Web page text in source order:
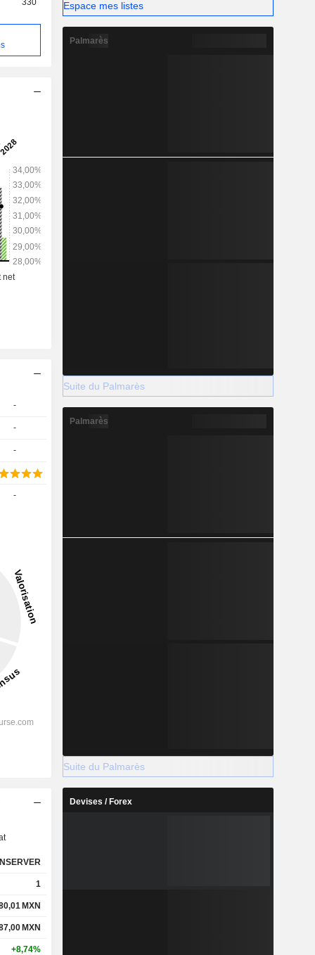
330
-
-
-
-
1
MXN
MXN
+8,74%
Espace mes listes
Palmarès
Suite du Palmarès
Palmarès
Suite du Palmarès
Devises / Forex